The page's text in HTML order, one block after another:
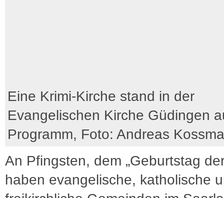
Eine Krimi-Kirche stand in der
Evangelischen Kirche Güdingen
Programm, Foto: Andreas
An Pfingsten, dem „Geburtstag
haben evangelische, katholische